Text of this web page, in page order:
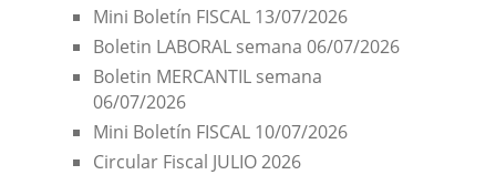
Mini Boletín FISCAL 13/07/2026
Boletin LABORAL semana 06/07/2026
Boletin MERCANTIL semana
06/07/2026
Mini Boletín FISCAL 10/07/2026
Circular Fiscal JULIO 2026